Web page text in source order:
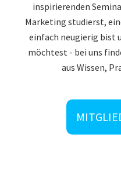
inspirierenden
Marketing studierst,
einfach neugierig bist
möchtest - bei uns
aus Wissen,